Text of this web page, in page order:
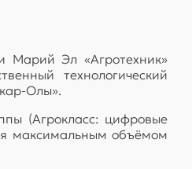
Марий Эл «Агротехник»
технологический
Олы».
(Агрокласс: цифровые
максимальным объёмом